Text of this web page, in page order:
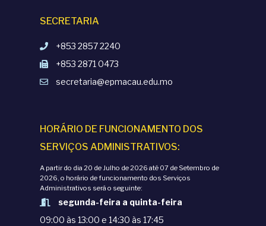
SECRETARIA
+853 2857 2240
+853 2871 0473
secretaria@epmacau.edu.mo
HORÁRIO DE FUNCIONAMENTO DOS
SERVIÇOS ADMINISTRATIVOS:
A partir do dia 20 de Julho de 2026 até 07 de Setembro de
2026, o horário de funcionamento dos Serviços
Administrativos será o seguinte:
segunda-feira a quinta-feira
09:00 às 13:00 e 14:30 às 17:45